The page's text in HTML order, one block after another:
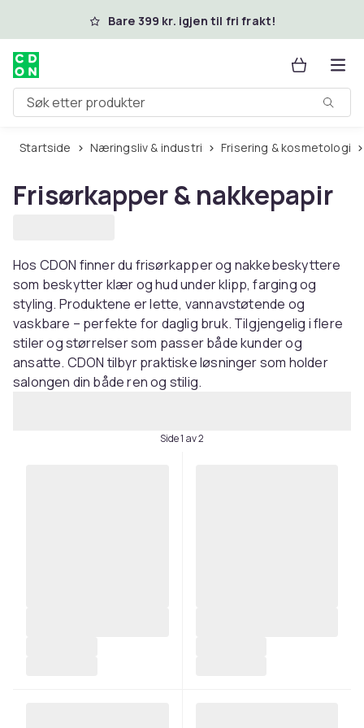
Hopp til hovedinnholdBare 399 kr. igjen til fri frakt!
Søk etter produkter
Startside Næringsliv & industri Frisering & kosmetologi
Frisørkapper & nakkepapir
Hos CDON finner du frisørkapper og nakkebeskyttere
som beskytter klær og hud under klipp, farging og
styling. Produktene er lette, vannavstøtende og
vaskbare – perfekte for daglig bruk. Tilgjengelig i flere
stiler og størrelser som passer både kunder og
ansatte. CDON tilbyr praktiske løsninger som holder
salongen din både ren og stilig.
Side 1 av 2